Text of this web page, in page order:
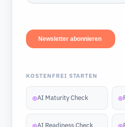
KOSTENFREI STARTEN
◎AI Maturity Check ◎
◎AI Readiness Check ◎